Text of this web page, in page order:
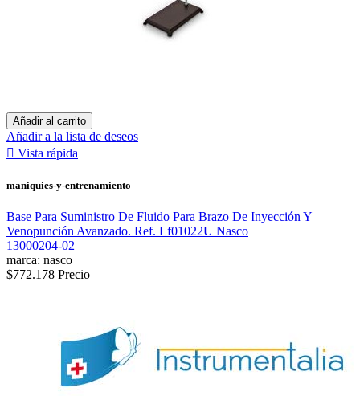
Añadir al carrito
Añadir a la lista de deseos
 Vista rápida
maniquies-y-entrenamiento
Base Para Suministro De Fluido Para Brazo De Inyección Y
Venopunción Avanzado. Ref. Lf01022U Nasco
13000204-02
marca: nasco
$772.178 Precio